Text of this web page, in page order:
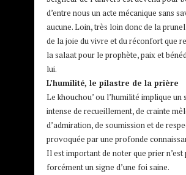
d’entre nous un acte mécanique sans
aucune. Loin, très loin donc de la
de la joie du vivre et du réconfort que
la salaat pour le prophète, paix et
lui.
L’humilité, le pilastre de la prière
Le khouchou’ ou l’humilité implique un
intense de recueillement, de crainte
d’admiration, de soumission et de
provoquée par une profonde
Il est important de noter que prier n’est
forcément un signe d’une foi saine.